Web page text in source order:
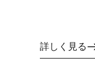
詳しく見る